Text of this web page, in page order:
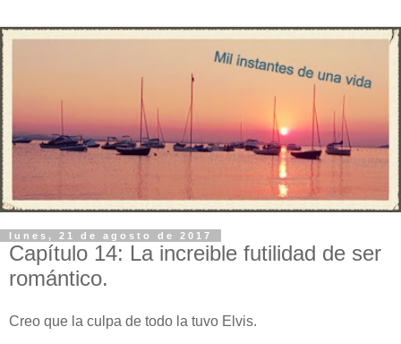
lunes, 21 de agosto de 2017
Capítulo 14: La increible futilidad de ser
romántico.
Creo que la culpa de todo la tuvo Elvis.